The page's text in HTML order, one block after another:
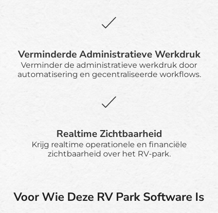
Verminderde Administratieve Werkdruk
Verminder de administratieve werkdruk door
automatisering en gecentraliseerde workflows.
Realtime Zichtbaarheid
Krijg realtime operationele en financiële
zichtbaarheid over het RV-park.
Voor Wie Deze RV Park Software Is